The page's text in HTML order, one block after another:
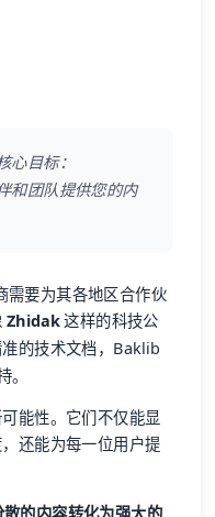
心目标：
和团队提供您的内
需要为其各地区合作伙
Zhidak这样的科技公
的技术文档，Baklib
能性。它们不仅能显
还能为每一位用户提